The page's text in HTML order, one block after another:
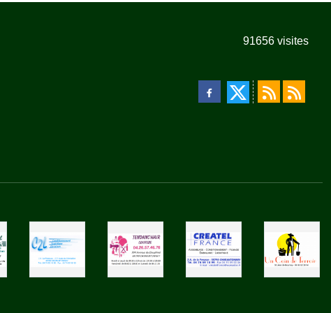
91656 visites